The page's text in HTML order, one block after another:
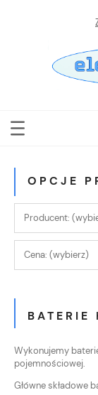
OPCJE
Producent:
Cena: (wybierz)
BATERIE
Wykonujemy
pojemnościowej.
Główne składowe